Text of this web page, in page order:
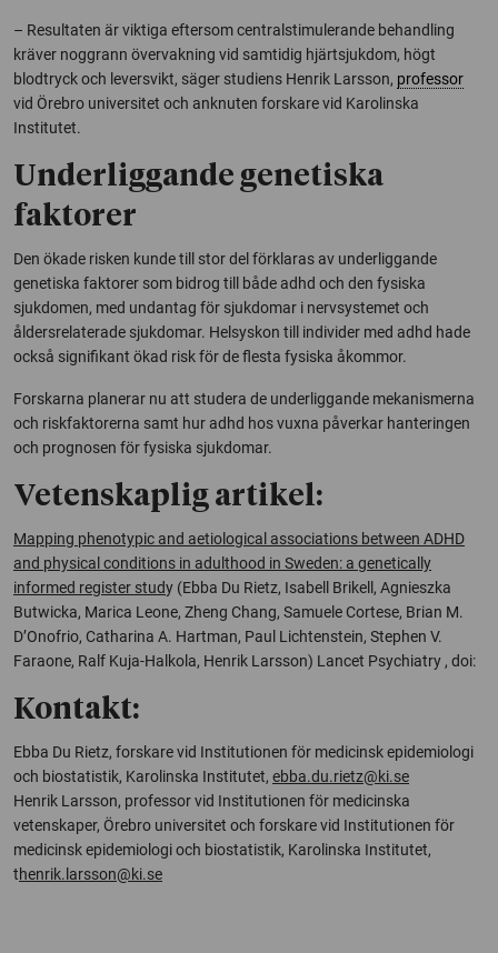
– Resultaten är viktiga eftersom centralstimulerande behandling
kräver noggrann övervakning vid samtidig hjärtsjukdom, högt
blodtryck och leversvikt, säger studiens Henrik Larsson, professor
vid Örebro universitet och anknuten forskare vid Karolinska
Institutet.
Underliggande genetiska
faktorer
Den ökade risken kunde till stor del förklaras av underliggande
genetiska faktorer som bidrog till både adhd och den fysiska
sjukdomen, med undantag för sjukdomar i nervsystemet och
åldersrelaterade sjukdomar. Helsyskon till individer med adhd hade
också signifikant ökad risk för de flesta fysiska åkommor.
Forskarna planerar nu att studera de underliggande mekanismerna
och riskfaktorerna samt hur adhd hos vuxna påverkar hanteringen
och prognosen för fysiska sjukdomar.
Vetenskaplig artikel:
Mapping phenotypic and aetiological associations between ADHD
and physical conditions in adulthood in Sweden: a genetically
informed register study (Ebba Du Rietz, Isabell Brikell, Agnieszka
Butwicka, Marica Leone, Zheng Chang, Samuele Cortese, Brian M.
D’Onofrio, Catharina A. Hartman, Paul Lichtenstein, Stephen V.
Faraone, Ralf Kuja-Halkola, Henrik Larsson) Lancet Psychiatry , doi:
Kontakt:
Ebba Du Rietz, forskare vid Institutionen för medicinsk epidemiologi
och biostatistik, Karolinska Institutet, ebba.du.rietz@ki.se
Henrik Larsson, professor vid Institutionen för medicinska
vetenskaper, Örebro universitet och forskare vid Institutionen för
medicinsk epidemiologi och biostatistik, Karolinska Institutet,
thenrik.larsson@ki.se